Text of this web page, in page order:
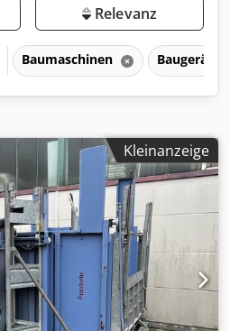
Relevanz
Baumaschinen Baugeräte
Kleinanzeige